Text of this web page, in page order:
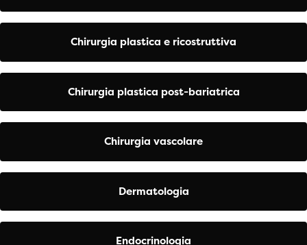
Chirurgia plastica e ricostruttiva
Chirurgia plastica post-bariatrica
Chirurgia vascolare
Dermatologia
Endocrinologia